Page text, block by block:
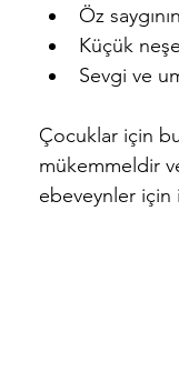
Öz
Küçük
Sevgi ve
Çocuklar için
mükemmeldir
ebeveynler için